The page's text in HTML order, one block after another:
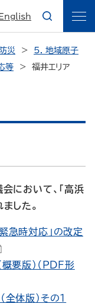
English
災
5. 地域原子
等
福井エリア
において、「高浜
した。
急時対応」の改定
要版）（PDF形
体版）その１